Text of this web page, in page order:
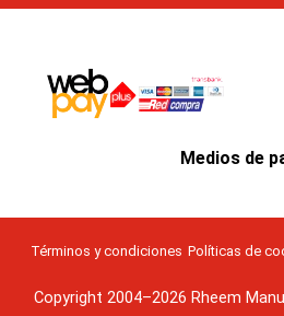
Medios de
Términos y condiciones Políticas de
Copyright 2004–2026 Rheem